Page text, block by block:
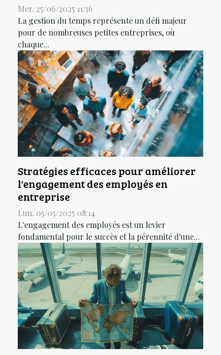
Mer. 25/06/2025 11:36
La gestion du temps représente un défi majeur
pour de nombreuses petites entreprises, où
chaque...
Stratégies efficaces pour améliorer
l'engagement des employés en
entreprise
Lun. 05/05/2025 08:14
L'engagement des employés est un levier
fondamental pour le succès et la pérennité d'une...